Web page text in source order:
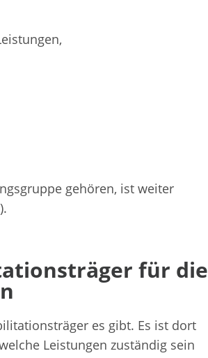
gehören, ist weiter
für die
es gibt. Es ist dort
Leistungen zuständig sein